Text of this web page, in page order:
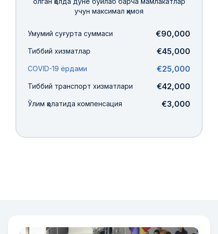
учун максимал ҳимоя
Умумий суғурта суммаси €90,000
Тиббий хизматлар €45,000
COVID-19 ёрдами €25,000
Тиббий транспорт хизматлари €42,000
Ўлим ҳолатида компенсация €3,000